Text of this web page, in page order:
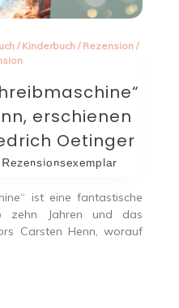
/ Kinderbuch/ Rezension/
erschienen
Oetinger
ist eine fantastische
zehn Jahren und das
Carsten Henn, worauf